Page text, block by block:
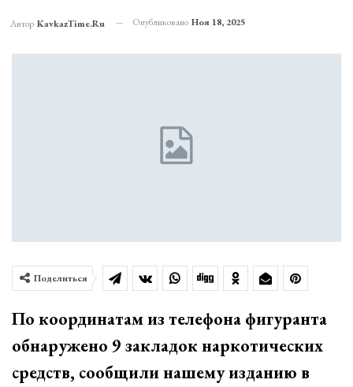
Автор KavkazTime.ru Опубликовано Ноя 18, 2025
Поделиться
По координатам из телефона фигуранта
обнаружено 9 закладок наркотических
средств, сообщили нашему изданию в